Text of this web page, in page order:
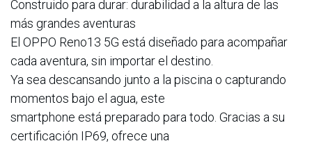
Construido para durar: durabilidad a la altura de las
más grandes aventuras
El OPPO Reno13 5G está diseñado para acompañar
cada aventura, sin importar el destino.
Ya sea descansando junto a la piscina o capturando
momentos bajo el agua, este
smartphone está preparado para todo. Gracias a su
certificación IP69, ofrece una